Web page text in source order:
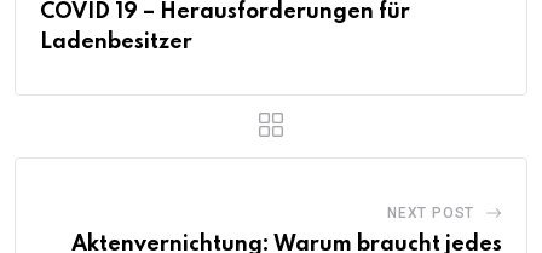
COVID 19 – Herausforderungen für
Ladenbesitzer
NEXT POST
Aktenvernichtung: Warum braucht jedes